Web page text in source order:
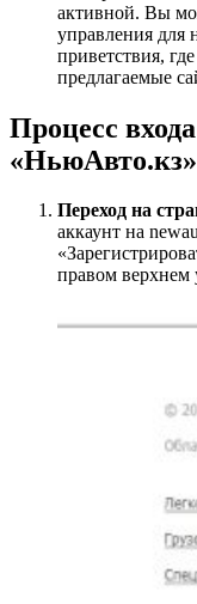
активной. Вы
управления для
приветствия,
предлагаемые
Процесс
«НьюАвто.кз»
Переход на
аккаунт на
правом верхнем